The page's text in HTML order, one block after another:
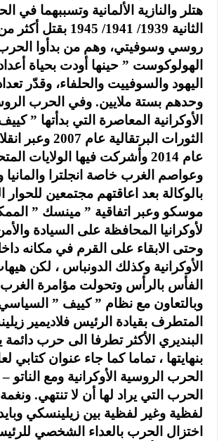
الملك يلتقي
الملك يتلقى اتصالا هاتفيا
القاضي محمود أحمد فريحات.. مبارك
هتلر والنازية الألمانية وتسببهما في
روسي وسوفيتي، وهم من بدأوا
الهولوكوست ” حينها أودت بحياة
اليهود والسوفييت والحلفاء، وقدّر
وحدهم بستة ملايين. وفي الحرب
الأوكرانية المعاصرة التي بدأتها ”
الثورات البرتقالية
عام 2014 وأشركت فيها الولايات
وعواصم الغرب خاصة انجلترا والمانيا
بالوكالة بعد اعاقتهم مجتمعين للحوار
موسكو وعبر اتفاقية ” مينسك ”
لأوكرانيا المحافظة على السيادة
وحتى الابقاء على القرم في مكانه
الأوكرانية وكذلك الدونباس ، لكن
الفأس بالرأس وتحولت مؤامرة الغرب
وبالتعاون مع نظام ” كييف ”
المتطرف بقيادة الرئيس فلاديمير
البنديري الأكثر تطرفا الى حرب
الحرب الروسية الأوكرانية ومع
الحرب التي يراد لها أن لا تنتهي.
لفظية وغير لفظية بين زيلينسكي
اختزال الحرب بالعداء الشخصي